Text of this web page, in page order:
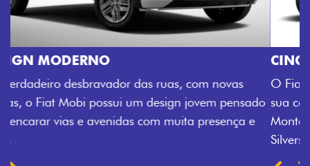
CINCO OPÇÕES DE CORES
O Fiat Mobi tem sempre uma opção de cor que é a
sua cara. Escolha entre o Preto Vulcano, Vermelho
Montecarlo, Branco Banchisa, Prata Bari e Cinza
Silverstone.